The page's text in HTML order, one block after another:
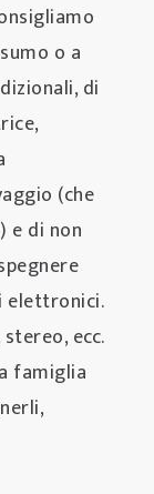
o a
di
(che
e di non
elettronici.
ecc.
famiglia